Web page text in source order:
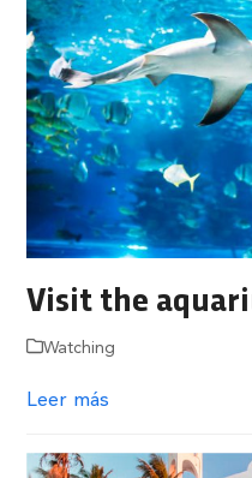
Visit the
Watching
Leer más